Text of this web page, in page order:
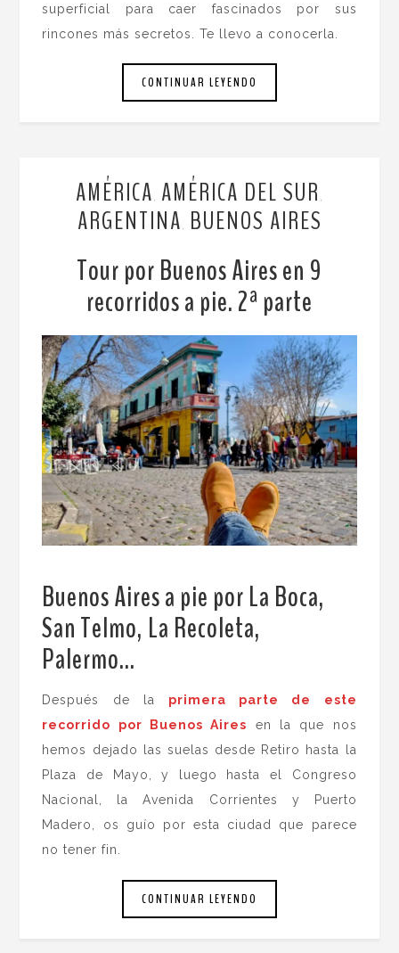
superficial para caer fascinados por sus
rincones más secretos. Te llevo a conocerla.
CONTINUAR LEYENDO
AMÉRICA, AMÉRICA DEL SUR ,
ARGENTINA, BUENOS AIRES
Tour por Buenos Aires en 9
recorridos a pie. 2ª parte
Buenos Aires a pie por La Boca,
San Telmo, La Recoleta,
Palermo…
Después de la primera parte de este
recorrido por Buenos Aires en la que nos
hemos dejado las suelas desde Retiro hasta la
Plaza de Mayo, y luego hasta el Congreso
Nacional, la Avenida Corrientes y Puerto
Madero, os guío por esta ciudad que parece
no tener fin.
CONTINUAR LEYENDO